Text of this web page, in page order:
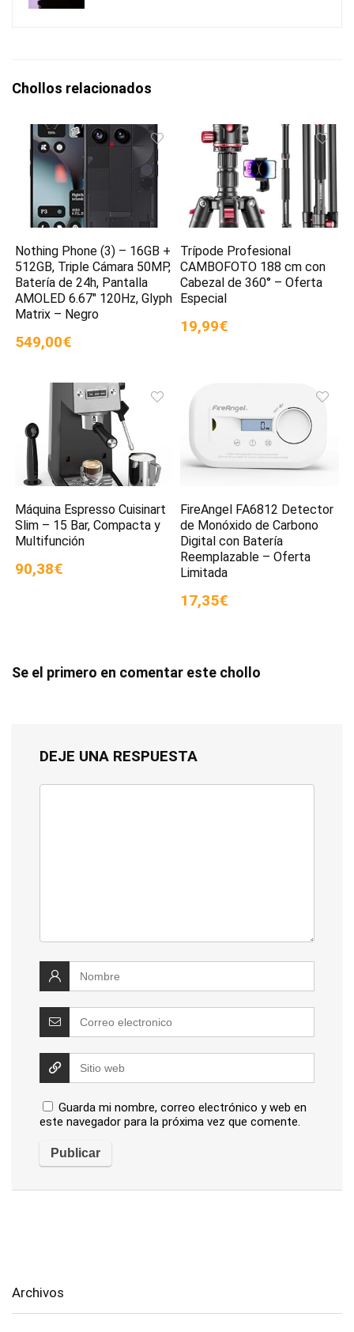
Chollos relacionados
Nothing Phone (3) – 16GB +
512GB, Triple Cámara 50MP,
Batería de 24h, Pantalla
AMOLED 6.67″ 120Hz, Glyph
Matrix – Negro
549,00€
Trípode Profesional
CAMBOFOTO 188 cm con
Cabezal de 360° – Oferta
Especial
19,99€
Máquina Espresso Cuisinart
Slim – 15 Bar, Compacta y
Multifunción
90,38€
FireAngel FA6812 Detector
de Monóxido de Carbono
Digital con Batería
Reemplazable – Oferta
Limitada
17,35€
Se el primero en comentar este chollo
DEJE UNA RESPUESTA
Guarda mi nombre, correo electrónico y web en
este navegador para la próxima vez que comente.
Archivos